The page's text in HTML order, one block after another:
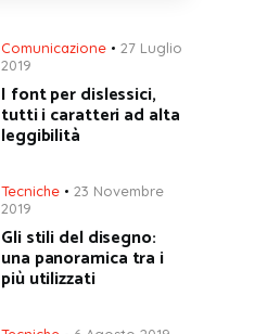
Comunicazione
27 Luglio
2019
I font per dislessici,
tutti i caratteri ad alta
leggibilità
Tecniche
23 Novembre
2019
Gli stili del disegno:
una panoramica tra i
più utilizzati